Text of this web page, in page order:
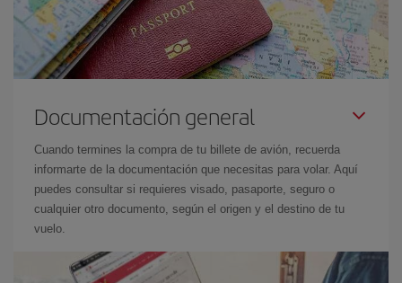
Documentación general
Cuando termines la compra de tu billete de avión, recuerda
informarte de la documentación que necesitas para volar. Aquí
puedes consultar si requieres visado, pasaporte, seguro o
cualquier otro documento, según el origen y el destino de tu
vuelo.